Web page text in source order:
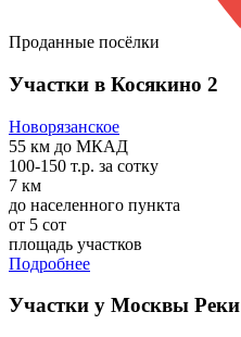
Проданные посёлки
Участки в Косякино 2
Новорязанское
55 км до МКАД
100-150 т.р. за сотку
7 км
до населенного пункта
от 5 сот
площадь участков
Подробнее
Участки у Москвы Реки